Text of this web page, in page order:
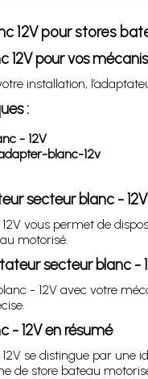
12V pour stores
12V pour vos
installation,
:
- 12V
blanc-12v
secteur blanc - 12V
vous permet de
motorisé.
secteur blanc -
- 12V avec votre
- 12V en résumé
se distingue par
de store bateau